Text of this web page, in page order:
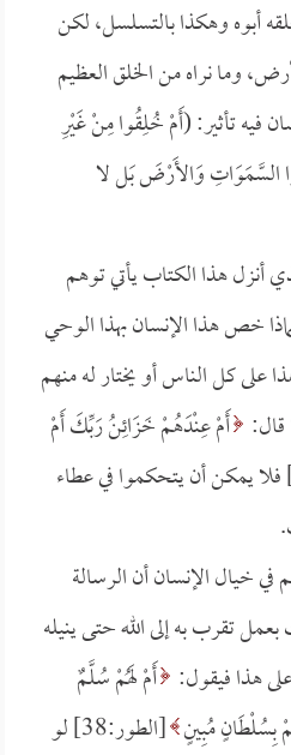
أبوه وهكذا بالتسلسل، لكن
وما نراه من الخلق العظيم
فيه تأثير: (أَمْ خُلِقُوا مِنْ غَيْرِ
السَّمَوَاتِ وَالأَرْضَ بَل لا
أنزل هذا الكتاب يأتي توهم
خص هذا الإنسان بهذا الوحي
على كل الناس أو يختار له منهم
أَمْ عِنْدَهُمْ خَزَائِنُ رَبِّكَ أَمْ
فلا يمكن أن يتحكموا في عطاء
خيال الإنسان أن الرسالة
تقرب به إلى الله حتى ينيله
على هذا فيقول: أَمْ لَهُمْ سُلَّمٌ
بِسُلْطَانٍ مُبِينٍ
[الطور:38] لو